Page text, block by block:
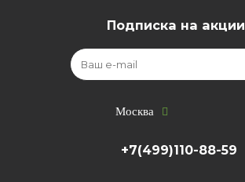
Подписка на акции
Москва
+7(499)110-88-59